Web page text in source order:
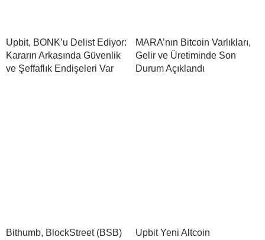
Upbit, BONK’u Delist Ediyor:
Kararın Arkasında Güvenlik
ve Şeffaflık Endişeleri Var
MARA’nın Bitcoin Varlıkları,
Gelir ve Üretiminde Son
Durum Açıklandı
Bithumb, BlockStreet (BSB)
Upbit Yeni Altcoin